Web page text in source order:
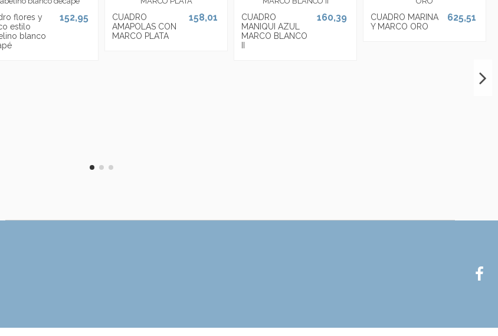
flores y
estilo
blanco
152,95
CUADRO
AMAPOLAS CON
MARCO PLATA
158,01
CUADRO
MANIQUI AZUL
MARCO BLANCO
II
160,39
CUADRO MARINA
Y MARCO ORO
625,51